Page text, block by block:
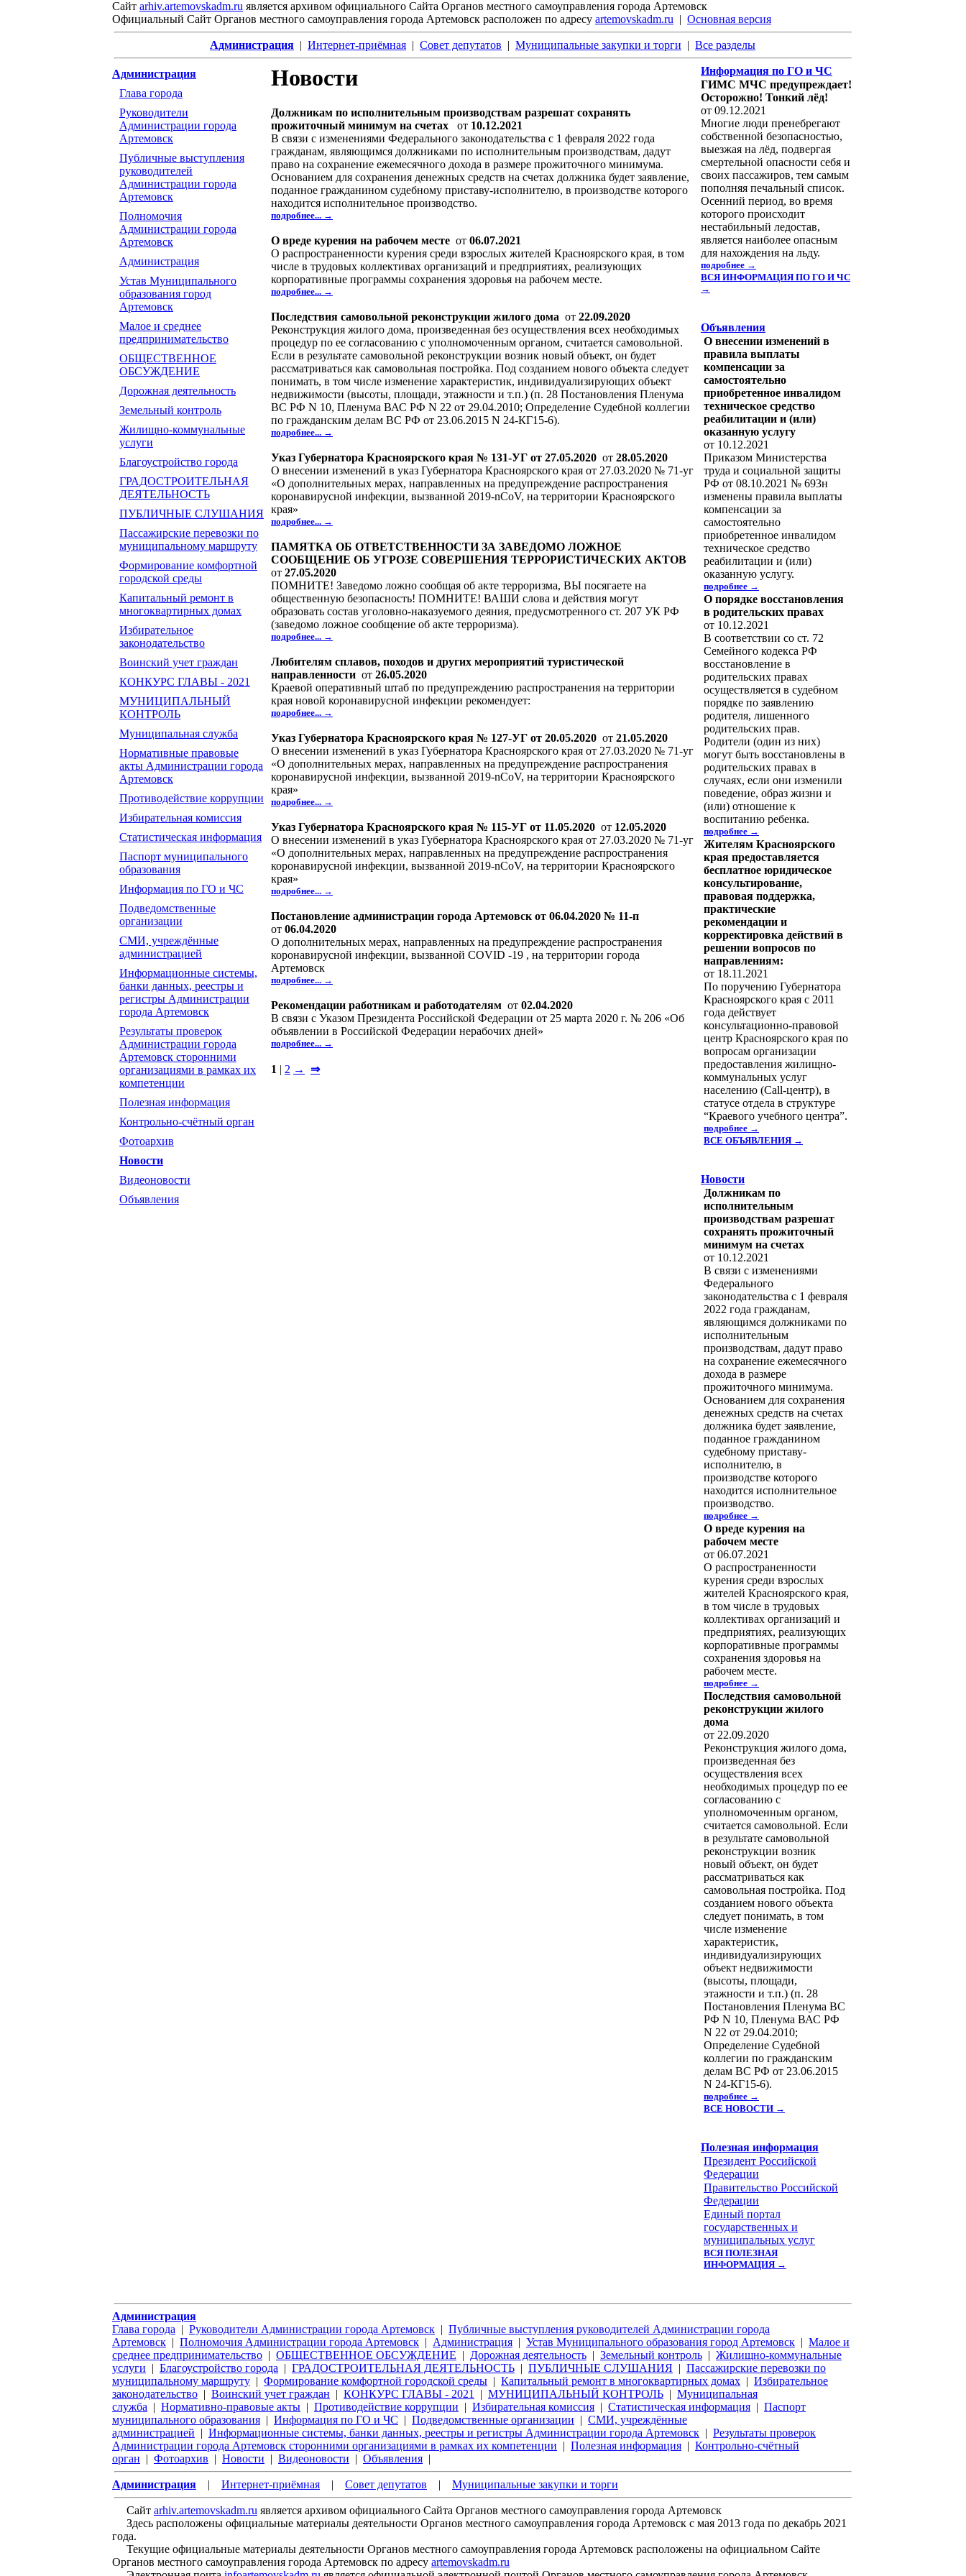
Сайт arhiv.artemovskadm.ru является архивом официального Сайта Органов местного самоуправления города Артемовск
Официальный Сайт Органов местного самоуправления города Артемовск расположен по адресу artemovskadm.ru | Основная версия
Администрация | Интернет-приёмная | Совет депутатов | Муниципальные закупки и торги | Все разделы
Администрация
Глава города
Руководители
Администрации города
Артемовск
Публичные выступления
руководителей
Администрации города
Артемовск
Полномочия
Администрации города
Артемовск
Администрация
Устав Муниципального
образования город
Артемовск
Малое и среднее
предпринимательство
ОБЩЕСТВЕННОЕ
ОБСУЖДЕНИЕ
Дорожная деятельность
Земельный контроль
Жилищно-коммунальные
услуги
Благоустройство города
ГРАДОСТРОИТЕЛЬНАЯ
ДЕЯТЕЛЬНОСТЬ
ПУБЛИЧНЫЕ СЛУШАНИЯ
Пассажирские перевозки по
муниципальному маршруту
Формирование комфортной
городской среды
Капитальный ремонт в
многоквартирных домах
Избирательное
законодательство
Воинский учет граждан
КОНКУРС ГЛАВЫ - 2021
МУНИЦИПАЛЬНЫЙ
КОНТРОЛЬ
Муниципальная служба
Нормативные правовые
акты Администрации города
Артемовск
Противодействие коррупции
Избирательная комиссия
Статистическая информация
Паспорт муниципального
образования
Информация по ГО и ЧС
Подведомственные
организации
СМИ, учреждённые
администрацией
Информационные системы,
банки данных, реестры и
регистры Администрации
города Артемовск
Результаты проверок
Администрации города
Артемовск сторонними
организациями в рамках их
компетенции
Полезная информация
Контрольно-счётный орган
Фотоархив
Новости
Видеоновости
Объявления
Новости
Должникам по исполнительным производствам разрешат сохранять
прожиточный минимум на счетах
от 10.12.2021
В связи c изменениями Федерального законодательства с 1 февраля 2022 года
гражданам, являющимся должниками по исполнительным производствам, дадут
право на сохранение ежемесячного дохода в размере прожиточного минимума.
Основанием для сохранения денежных средств на счетах должника будет заявление,
поданное гражданином судебному приставу-исполнителю, в производстве которого
находится исполнительное производство.
подробнее... →
О вреде курения на рабочем месте от 06.07.2021
О распространенности курения среди взрослых жителей Красноярского края, в том
числе в трудовых коллективах организаций и предприятиях, реализующих
корпоративные программы сохранения здоровья на рабочем месте.
подробнее... →
Последствия самовольной реконструкции жилого дома от 22.09.2020
Реконструкция жилого дома, произведенная без осуществления всех необходимых
процедур по ее согласованию с уполномоченным органом, считается самовольной.
Если в результате самовольной реконструкции возник новый объект, он будет
рассматриваться как самовольная постройка. Под созданием нового объекта следует
понимать, в том числе изменение характеристик, индивидуализирующих объект
недвижимости (высоты, площади, этажности и т.п.) (п. 28 Постановления Пленума
ВС РФ N 10, Пленума ВАС РФ N 22 от 29.04.2010; Определение Судебной коллегии
по гражданским делам ВС РФ от 23.06.2015 N 24-КГ15-6).
подробнее... →
Указ Губернатора Красноярского края № 131-УГ от 27.05.2020 от 28.05.2020
О внесении изменений в указ Губернатора Красноярского края от 27.03.2020 № 71-уг
«О дополнительных мерах, направленных на предупреждение распространения
коронавирусной инфекции, вызванной 2019-nCoV, на территории Красноярского
края»
подробнее... →
ПАМЯТКА ОБ ОТВЕТСТВЕННОСТИ ЗА ЗАВЕДОМО ЛОЖНОЕ
СООБЩЕНИЕ ОБ УГРОЗЕ СОВЕРШЕНИЯ ТЕРРОРИСТИЧЕСКИХ АКТОВ
от 27.05.2020
ПОМНИТЕ! Заведомо ложно сообщая об акте терроризма, ВЫ посягаете на
общественную безопасность! ПОМНИТЕ! ВАШИ слова и действия могут
образовать состав уголовно-наказуемого деяния, предусмотренного ст. 207 УК РФ
(заведомо ложное сообщение об акте терроризма).
подробнее... →
Любителям сплавов, походов и других мероприятий туристической
направленности от 26.05.2020
Краевой оперативный штаб по предупреждению распространения на территории
края новой коронавирусной инфекции рекомендует:
подробнее... →
Указ Губернатора Красноярского края № 127-УГ от 20.05.2020 от 21.05.2020
О внесении изменений в указ Губернатора Красноярского края от 27.03.2020 № 71-уг
«О дополнительных мерах, направленных на предупреждение распространения
коронавирусной инфекции, вызванной 2019-nCoV, на территории Красноярского
края»
подробнее... →
Указ Губернатора Красноярского края № 115-УГ от 11.05.2020 от 12.05.2020
О внесении изменений в указ Губернатора Красноярского края от 27.03.2020 № 71-уг
«О дополнительных мерах, направленных на предупреждение распространения
коронавирусной инфекции, вызванной 2019-nCoV, на территории Красноярского
края»
подробнее... →
Постановление администрации города Артемовск от 06.04.2020 № 11-п
от 06.04.2020
О дополнительных мерах, направленных на предупреждение распространения
коронавирусной инфекции, вызванной COVID -19 , на территории города
Артемовск
подробнее... →
Рекомендации работникам и работодателям от 02.04.2020
В связи с Указом Президента Российской Федерации от 25 марта 2020 г. № 206 «Об
объявлении в Российской Федерации нерабочих дней»
подробнее... →
1 | 2 → ⇒
Информация по ГО и ЧС
ГИМС МЧС предупреждает!
Осторожно! Тонкий лёд!
от 09.12.2021
Многие люди пренебрегают
собственной безопасностью,
выезжая на лёд, подвергая
смертельной опасности себя и
своих пассажиров, тем самым
пополняя печальный список.
Осенний период, во время
которого происходит
нестабильный ледостав,
является наиболее опасным
для нахождения на льду.
подробнее →
ВСЯ ИНФОРМАЦИЯ ПО ГО И ЧС
→
Объявления
О внесении изменений в
правила выплаты
компенсации за
самостоятельно
приобретенное инвалидом
техническое средство
реабилитации и (или)
оказанную услугу
от 10.12.2021
Приказом Министерства
труда и социальной защиты
РФ от 08.10.2021 № 693н
изменены правила выплаты
компенсации за
самостоятельно
приобретенное инвалидом
техническое средство
реабилитации и (или)
оказанную услугу.
подробнее →
О порядке восстановления
в родительских правах
от 10.12.2021
В соответствии со ст. 72
Семейного кодекса РФ
восстановление в
родительских правах
осуществляется в судебном
порядке по заявлению
родителя, лишенного
родительских прав.
Родители (один из них)
могут быть восстановлены в
родительских правах в
случаях, если они изменили
поведение, образ жизни и
(или) отношение к
воспитанию ребенка.
подробнее →
Жителям Красноярского
края предоставляется
бесплатное юридическое
консультирование,
правовая поддержка,
практические
рекомендации и
корректировка действий в
решении вопросов по
направлениям:
от 18.11.2021
По поручению Губернатора
Красноярского края с 2011
года действует
консультационно-правовой
центр Красноярского края по
вопросам организации
предоставления жилищно-
коммунальных услуг
населению (Call-центр), в
статусе отдела в структуре
“Краевого учебного центра”.
подробнее →
ВСЕ ОБЪЯВЛЕНИЯ →
Новости
Должникам по
исполнительным
производствам разрешат
сохранять прожиточный
минимум на счетах
от 10.12.2021
В связи c изменениями
Федерального
законодательства с 1 февраля
2022 года гражданам,
являющимся должниками по
исполнительным
производствам, дадут право
на сохранение ежемесячного
дохода в размере
прожиточного минимума.
Основанием для сохранения
денежных средств на счетах
должника будет заявление,
поданное гражданином
судебному приставу-
исполнителю, в
производстве которого
находится исполнительное
производство.
подробнее →
О вреде курения на
рабочем месте
от 06.07.2021
О распространенности
курения среди взрослых
жителей Красноярского края,
в том числе в трудовых
коллективах организаций и
предприятиях, реализующих
корпоративные программы
сохранения здоровья на
рабочем месте.
подробнее →
Последствия самовольной
реконструкции жилого
дома
от 22.09.2020
Реконструкция жилого дома,
произведенная без
осуществления всех
необходимых процедур по ее
согласованию с
уполномоченным органом,
считается самовольной. Если
в результате самовольной
реконструкции возник
новый объект, он будет
рассматриваться как
самовольная постройка. Под
созданием нового объекта
следует понимать, в том
числе изменение
характеристик,
индивидуализирующих
объект недвижимости
(высоты, площади,
этажности и т.п.) (п. 28
Постановления Пленума ВС
РФ N 10, Пленума ВАС РФ
N 22 от 29.04.2010;
Определение Судебной
коллегии по гражданским
делам ВС РФ от 23.06.2015
N 24-КГ15-6).
подробнее →
ВСЕ НОВОСТИ →
Полезная информация
Президент Российской
Федерации
Правительство Российской
Федерации
Единый портал
государственных и
муниципальных услуг
ВСЯ ПОЛЕЗНАЯ
ИНФОРМАЦИЯ →
Администрация
Глава города | Руководители Администрации города Артемовск | Публичные выступления руководителей Администрации города
Артемовск | Полномочия Администрации города Артемовск | Администрация | Устав Муниципального образования город Артемовск | Малое и
среднее предпринимательство | ОБЩЕСТВЕННОЕ ОБСУЖДЕНИЕ | Дорожная деятельность | Земельный контроль | Жилищно-коммунальные
услуги | Благоустройство города | ГРАДОСТРОИТЕЛЬНАЯ ДЕЯТЕЛЬНОСТЬ | ПУБЛИЧНЫЕ СЛУШАНИЯ | Пассажирские перевозки по
муниципальному маршруту | Формирование комфортной городской среды | Капитальный ремонт в многоквартирных домах | Избирательное
законодательство | Воинский учет граждан | КОНКУРС ГЛАВЫ - 2021 | МУНИЦИПАЛЬНЫЙ КОНТРОЛЬ | Муниципальная
служба | Нормативно-правовые акты | Противодействие коррупции | Избирательная комиссия | Статистическая информация | Паспорт
муниципального образования | Информация по ГО и ЧС | Подведомственные организации | СМИ, учреждённые
администрацией | Информационные системы, банки данных, реестры и регистры Администрации города Артемовск | Результаты проверок
Администрации города Артемовск сторонними организациями в рамках их компетенции | Полезная информация | Контрольно-счётный
орган | Фотоархив | Новости | Видеоновости | Объявления |
Администрация | Интернет-приёмная | Совет депутатов | Муниципальные закупки и торги
Сайт arhiv.artemovskadm.ru является архивом официального Сайта Органов местного самоуправления города Артемовск
Здесь расположены официальные материалы деятельности Органов местного самоуправления города Артемовск с мая 2013 года по декабрь 2021
года.
Текущие официальные материалы деятельности Органов местного самоуправления города Артемовск расположены на официальном Сайте
Органов местного самоуправления города Артемовск по адресу artemovskadm.ru